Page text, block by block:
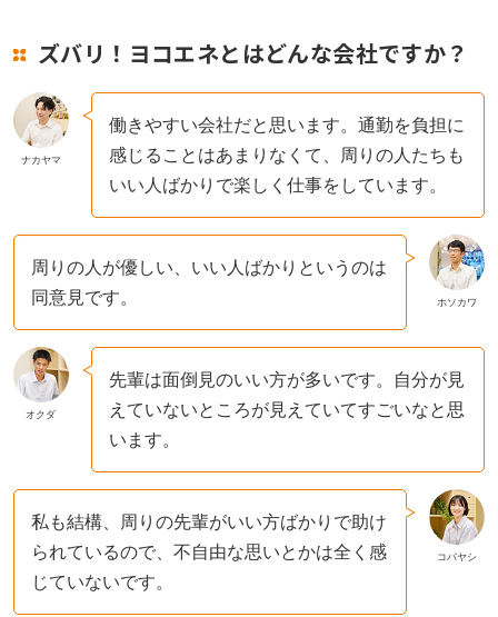
スタッフインタビュー T･Y（営業系 リフォー
スタッフインタビュー N･E（技術系 修理）
スタッフインタビュー N･H（事務系 間接部
門）
スタッフインタビュー J･O（技術系 設置）
業）
スタッフインタビュー N･S（技術系 修理）
若手社員座談会
人財育成について知る
選考について知る
ズバリ！ヨコエネとはどんな会社ですか？
ナカヤマ
働きやすい会社だと思います。通勤を負担に
感じることはあまりなくて、周りの人たちも
いい人ばかりで楽しく仕事をしています。
ホソカワ
周りの人が優しい、いい人ばかりというのは
同意見です。
オクダ
先輩は面倒見のいい方が多いです。自分が見
えていないところが見えていてすごいなと思
います。
コバヤシ
私も結構、周りの先輩がいい方ばかりで助け
られているので、不自由な思いとかは全く感
じていないです。